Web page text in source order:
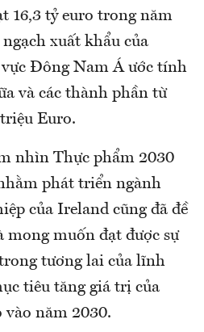
16,3 tỷ euro trong năm
xuất khẩu của
Đông Nam Á ước tính
và các thành phần từ
Euro.
nhìn Thực phẩm 2030
phát triển ngành
của Ireland cũng đã đề
muốn đạt được sự
tương lai của lĩnh
tiêu tăng giá trị của
vào năm 2030.